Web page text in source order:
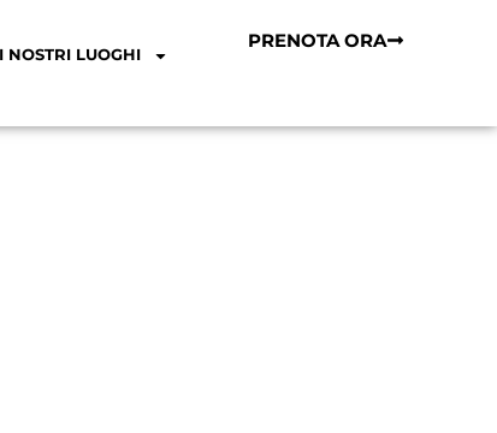
I NOSTRI LUOGHI
PRENOTA ORA